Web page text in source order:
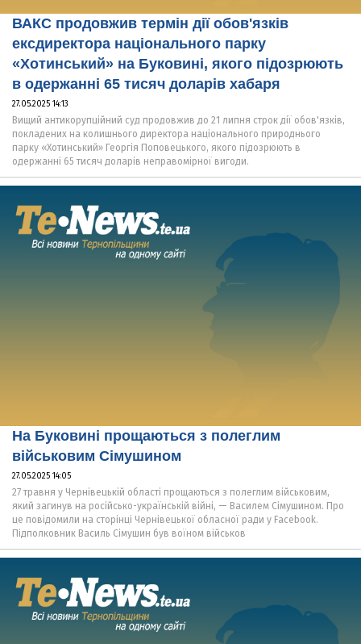
ВАКС продовжив термін дії обов'язків
ексдиректора національного парку
«Хотинський» на Буковині, якого підозрюють
в одержанні 65 тисяч доларів хабаря
27.05.2025 14:13
Вищий антикорупційний суд продовжив до 21 липня строк дії обов'язків,
покладених на колишнього директора національного природнього
парку «Хотинський» Георгія Поповецького, якого підозрюють в
одержанні 65 тисяч доларів неправомірної вигоди.
На Буковині прощаються з полеглим
військовим Сімушином
27.05.2025 14:05
27 травня у Чернівецькій області прощаються з полеглим військовим,
який загинув на російсько-українській війні, — Василем Сімушином. Про
це повідомили на сторінці Чернівецької обласної ради у Facebook.
Підполковник Василь Сімушин був воїном військов